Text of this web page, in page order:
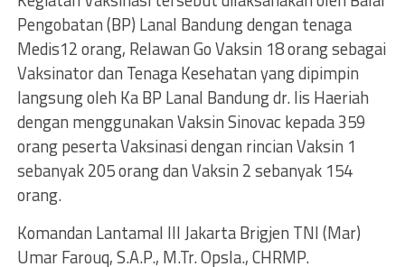
Pengobatan (BP) Lanal Bandung dengan tenaga
Medis12 orang, Relawan Go Vaksin 18 orang sebagai
Vaksinator dan Tenaga Kesehatan yang dipimpin
langsung oleh Ka BP Lanal Bandung dr. Iis Haeriah
dengan menggunakan Vaksin Sinovac kepada 359
orang peserta Vaksinasi dengan rincian Vaksin 1
sebanyak 205 orang dan Vaksin 2 sebanyak 154
orang.
Komandan Lantamal III Jakarta Brigjen TNI (Mar)
Umar Farouq, S.A.P., M.Tr. Opsla., CHRMP.